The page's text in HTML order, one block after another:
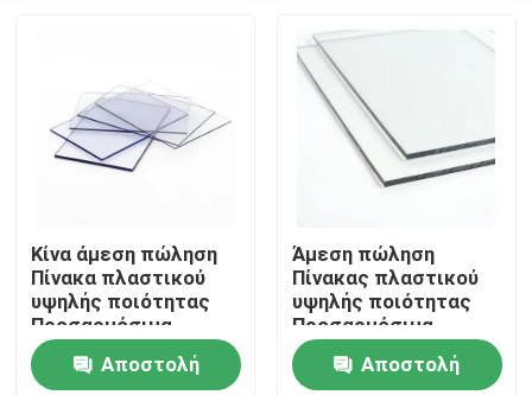
Σχετικά με εμάς
Επαφές
Κίνα άμεση πώληση
Πίνακα πλαστικού
υψηλής ποιότητας
Προσαρμόσιμα
μεγέθη Διαφανές
πλαστικό φύλλο
Αποστολή
Άμεση πώληση
Πίνακας πλαστικού
υψηλής ποιότητας
Προσαρμόσιμα
μεγέθη Διαφανές
πλαστικό φύλλο
Αποστολή